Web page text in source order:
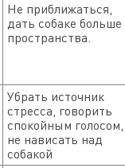
Не приближаться,
дать собаке больше
пространства.
Убрать источник
стресса, говорить
спокойным голосом,
не нависать над
собакой